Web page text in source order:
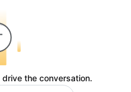
the conversation.